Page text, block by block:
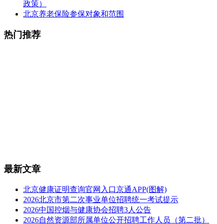
政策）
北京养老保险参保对象和范围
热门推荐
最新文章
北京健康证明查询官网入口京通APP(图解)
2026北京市第二次事业单位招聘统一考试提示
2026中国控烟与健康协会招聘3人公告
2026自然资源部所属单位公开招聘工作人员（第二批）